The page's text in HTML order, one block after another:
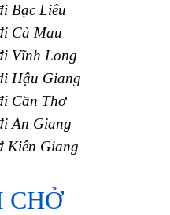
Bạc Liêu
Cà Mau
Vĩnh Long
Hậu Giang
Cần Thơ
An Giang
Kiên Giang
CHỞ